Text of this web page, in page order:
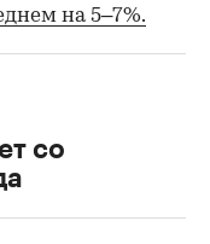
на 5–7%.
со